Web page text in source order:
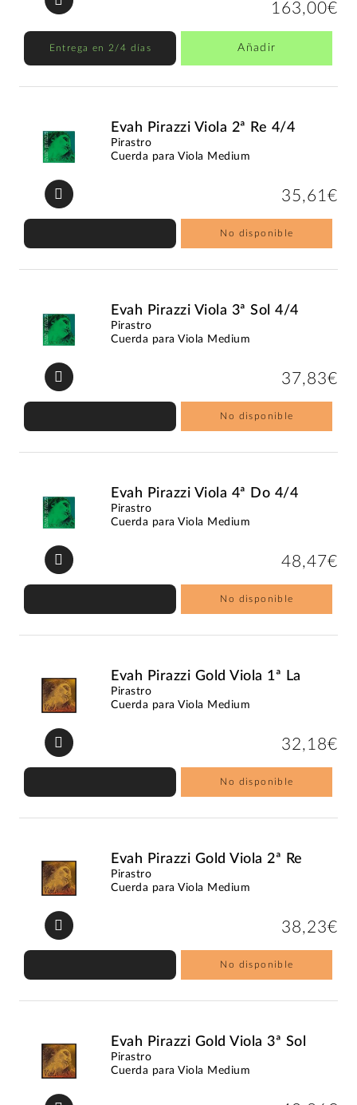
163,00€
Entrega en 2/4 días Añadir
Evah Pirazzi Viola 2ª Re 4/4
Pirastro
Cuerda para Viola Medium
35,61€
No disponible
Evah Pirazzi Viola 3ª Sol 4/4
Pirastro
Cuerda para Viola Medium
37,83€
No disponible
Evah Pirazzi Viola 4ª Do 4/4
Pirastro
Cuerda para Viola Medium
48,47€
No disponible
Evah Pirazzi Gold Viola 1ª La
Pirastro
Cuerda para Viola Medium
32,18€
No disponible
Evah Pirazzi Gold Viola 2ª Re
Pirastro
Cuerda para Viola Medium
38,23€
No disponible
Evah Pirazzi Gold Viola 3ª Sol
Pirastro
Cuerda para Viola Medium